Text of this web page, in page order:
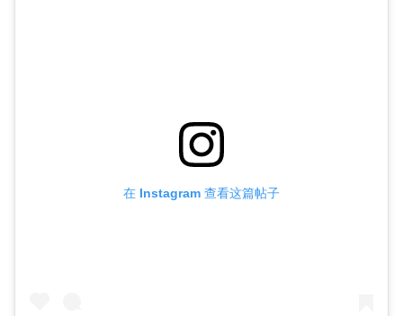
在 Instagram 查看这篇帖子